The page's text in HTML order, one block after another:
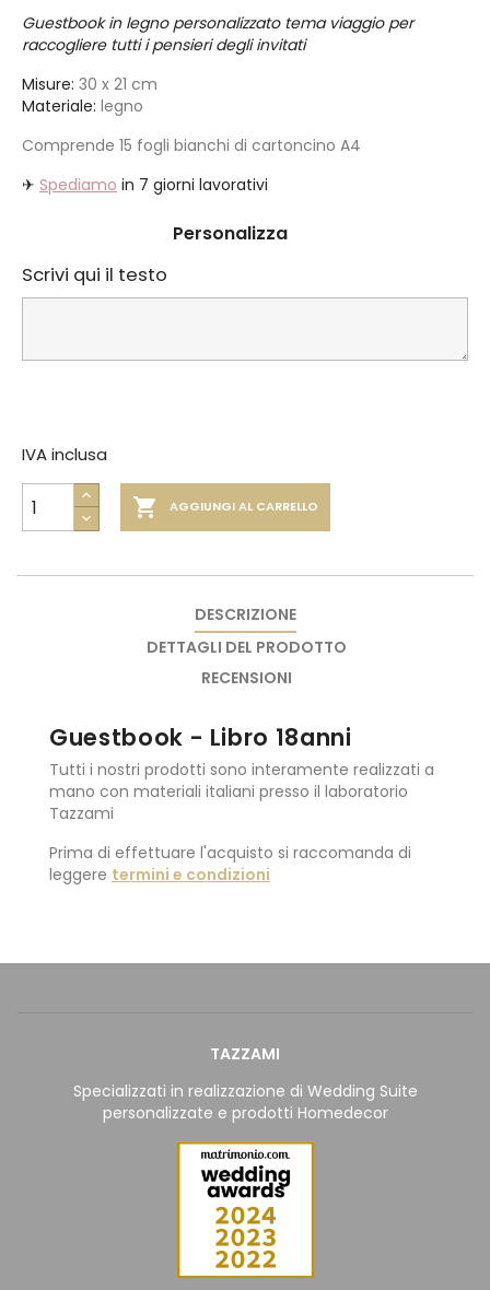
Guestbook in legno personalizzato tema viaggio per
raccogliere tutti i pensieri degli invitati
Misure: 30 x 21 cm
Materiale: legno
Comprende 15 fogli bianchi di cartoncino A4
✈ Spediamo in 7 giorni lavorativi
Personalizza
Scrivi qui il testo
 AGGIUNGI AL CARRELLO
IVA inclusa
DESCRIZIONE
DETTAGLI DEL PRODOTTO
RECENSIONI
Guestbook - Libro 18anni
Tutti i nostri prodotti sono interamente realizzati a
mano con materiali italiani presso il laboratorio
Tazzami
Prima di effettuare l'acquisto si raccomanda di
leggere termini e condizioni
TAZZAMI
Specializzati in realizzazione di Wedding Suite
personalizzate e prodotti Homedecor